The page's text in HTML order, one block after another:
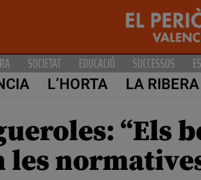
SOCIETAT EDUCACIÓ SUCCESSOS
L’HORTA LA RIBERA
“Els